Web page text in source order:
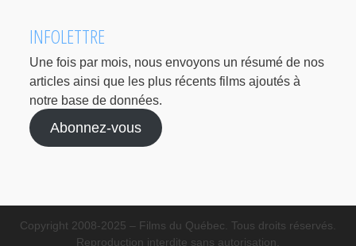
INFOLETTRE
Une fois par mois, nous envoyons un résumé de nos
articles ainsi que les plus récents films ajoutés à
notre base de données.
Abonnez-vous
Copyright 2008-2025 – Films du Québec. Tous droits réservés.
Reproduction interdite sans autorisation.